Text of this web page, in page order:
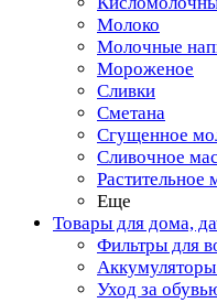
Молоко
Молочные
Мороженое
Сливки
Сметана
Сгущенное
Сливочное
Растительное
Еще
Товары для дома,
Фильтры для
Уход за